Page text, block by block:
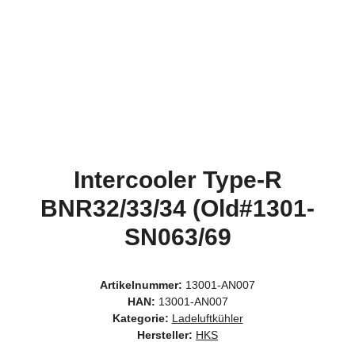
Intercooler Type-R
BNR32/33/34 (Old#1301-
SN063/69
Artikelnummer: 13001-AN007
HAN: 13001-AN007
Kategorie: Ladeluftkühler
Hersteller: HKS